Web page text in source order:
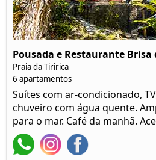
Pousada e Restaurante Brisa
Praia da Tiririca
6 apartamentos
Suítes com ar-condicionado,
chuveiro com água quente.
para o mar. Café da manhã.